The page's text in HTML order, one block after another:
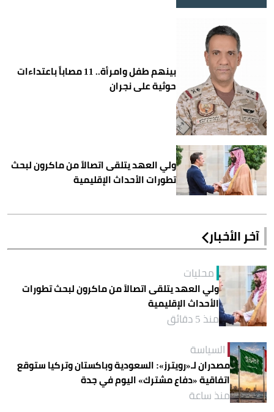
بينهم طفل وامرأة.. 11 مصاباً باعتداءات
حوثية على نجران
ولي العهد يتلقى اتصالاً من ماكرون لبحث
تطورات الأحداث الإقليمية
آخر الأخبار
محليات
ولي العهد يتلقى اتصالاً من ماكرون لبحث تطورات
الأحداث الإقليمية
منذ 5 دقائق
السياسة
مصدران لـ«رويترز»: السعودية وباكستان وتركيا ستوقع
اتفاقية «دفاع مشترك» اليوم في جدة
منذ ساعة